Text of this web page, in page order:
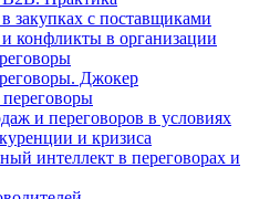
закупках с поставщиками
конфликты в организации
Джокер
и переговоров в условиях
и кризиса
интеллект в переговорах и